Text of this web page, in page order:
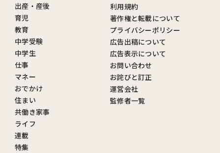
出産・産後
育児
教育
中学受験
中学生
仕事
マネー
おでかけ
住まい
共働き家事
ライフ
連載
特集
利用規約
著作権と転載について
プライバシーポリシー
広告出稿について
広告表示について
お問い合わせ
お詫びと訂正
運営会社
監修者一覧